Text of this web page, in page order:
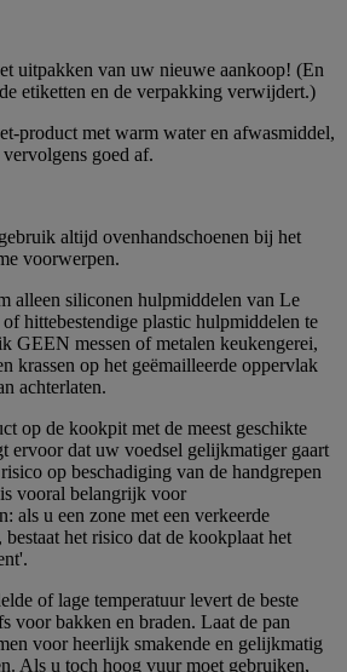
uitpakken van uw nieuwe aankoop! (En
etiketten en de verpakking verwijdert.)
product met warm water en afwasmiddel,
goed af.
altijd ovenhandschoenen bij het
voorwerpen.
alleen siliconen hulpmiddelen van Le
hittebestendige plastic hulpmiddelen te
GEEN messen of metalen keukengerei,
krassen op het geëmailleerde oppervlak
achterlaten.
op de kookpit met de meest geschikte
ervoor dat uw voedsel gelijkmatiger gaart
op beschadiging van de handgrepen
vooral belangrijk voor
als u een zone met een verkeerde
het risico dat de kookplaat het
of lage temperatuur levert de beste
voor bakken en braden. Laat de pan
voor heerlijk smakende en gelijkmatig
Als u toch hoog vuur moet gebruiken,